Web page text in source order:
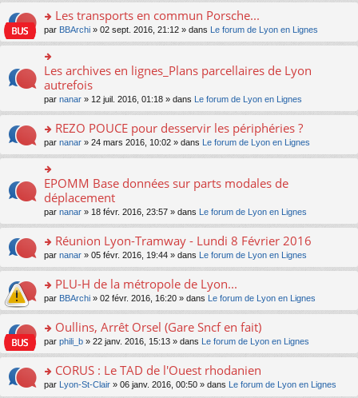
e
nt
ré
c
e
nt
le
pl
u
s
ré
c
e
nt
n
n
le
pl
u
s
e
nt
a
g
e
n
o
lu
le
pl
u
s
c
nt
le
m
e
s
g
e
n
o
lu
le
pl
u
s
ré
e
ult
er
le
m
s
a
e
n
o
n
lu
le
pl
u
s
ré
e
o
n
s
ult
er
le
m
e
s
a
e
n
o
n
pl
u
s
ré
e
Les transports en commun Porsche...
par BBArchi » 02 sept. 2016, 21:12 » dans Le forum de Lyon en Lignes
n
ult
er
le
m
e
s
s
a
g
e
n
o
lu
le
pl
u
s
c
e
nt
Les archives en lignes_Plans parcellaires de Lyon
autrefois
par nanar » 12 juil. 2016, 01:18 » dans Le forum de Lyon en Lignes
o
n
s
ult
er
le
m
e
s
a
e
n
o
lu
le
pl
u
s
REZO POUCE pour desservir les périphéries ?
par nanar » 24 mars 2016, 10:02 » dans Le forum de Lyon en Lignes
o
n
ult
er
le
m
e
s
a
g
e
n
lu
le
EPOMM Base données sur parts modales de
déplacement
par nanar » 18 févr. 2016, 23:57 » dans Le forum de Lyon en Lignes
o
n
ult
er
le
m
e
a
g
Réunion Lyon-Tramway - Lundi 8 Février 2016
par nanar » 05 févr. 2016, 19:44 » dans Le forum de Lyon en Lignes
o
n
ult
er
le
m
e
PLU-H de la métropole de Lyon...
par BBArchi » 02 févr. 2016, 16:20 » dans Le forum de Lyon en Lignes
o
n
ult
er
Oullins, Arrêt Orsel (Gare Sncf en fait)
par phili_b » 22 janv. 2016, 15:13 » dans Le forum de Lyon en Lignes
o
CORUS : Le TAD de l'Ouest rhodanien
par Lyon-St-Clair » 06 janv. 2016, 00:50 » dans Le forum de Lyon en Lignes